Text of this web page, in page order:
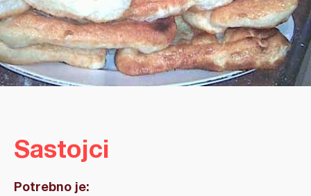
Sastojci
Potrebno je: